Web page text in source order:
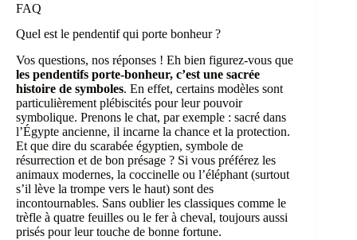
FAQ
Quel est le pendentif qui porte bonheur ?
Vos questions, nos réponses ! Eh bien figurez-vous que
les pendentifs porte-bonheur, c’est une sacrée
histoire de symboles. En effet, certains modèles sont
particulièrement plébiscités pour leur pouvoir
symbolique. Prenons le chat, par exemple : sacré dans
l’Égypte ancienne, il incarne la chance et la protection.
Et que dire du scarabée égyptien, symbole de
résurrection et de bon présage ? Si vous préférez les
animaux modernes, la coccinelle ou l’éléphant (surtout
s’il lève la trompe vers le haut) sont des
incontournables. Sans oublier les classiques comme le
trèfle à quatre feuilles ou le fer à cheval, toujours aussi
prisés pour leur touche de bonne fortune.